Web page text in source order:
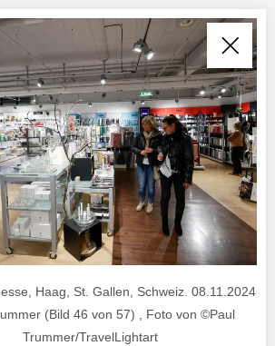
Haag, St. Gallen, Schweiz. 08.11.2024.
(Bild 46 von 57) , Foto von ©Paul
Trummer/TravelLightart